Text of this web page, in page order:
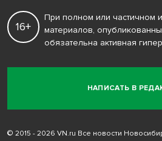
НАПИСАТЬ В
16+
При полном или частичном
материалов,
обязательна активная
© 2015 - 2026 VN.ru Все новости